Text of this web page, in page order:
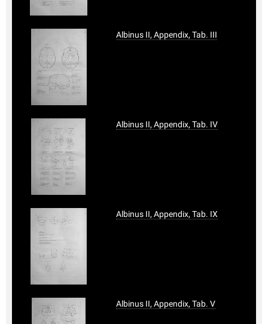
Albinus II, Appendix, Tab. III
Albinus II, Appendix, Tab. IV
Albinus II, Appendix, Tab. IX
Albinus II, Appendix, Tab. V